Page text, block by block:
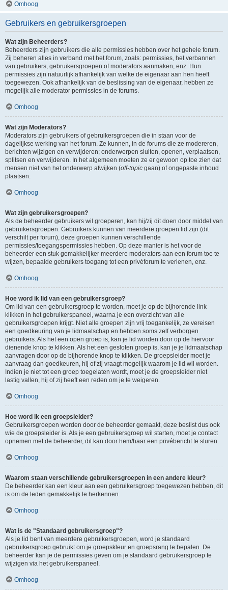
Omhoog
Gebruikers en gebruikersgroepen
Wat zijn Beheerders?
Beheerders zijn gebruikers die alle permissies hebben over het gehele forum.
Zij beheren alles in verband met het forum, zoals: permissies, het verbannen
van gebruikers, gebruikersgroepen of moderators aanmaken, enz. Hun
permissies zijn natuurlijk afhankelijk van welke de eigenaar aan hen heeft
toegewezen. Ook afhankelijk van de beslissing van de eigenaar, hebben ze
mogelijk alle moderator permissies in de forums.
Omhoog
Wat zijn Moderators?
Moderators zijn gebruikers of gebruikersgroepen die in staan voor de
dagelijkse werking van het forum. Ze kunnen, in de forums die ze modereren,
berichten wijzigen en verwijderen; onderwerpen sluiten, openen, verplaatsen,
splitsen en verwijderen. In het algemeen moeten ze er gewoon op toe zien dat
mensen niet van het onderwerp afwijken (off-topic gaan) of ongepaste inhoud
plaatsen.
Omhoog
Wat zijn gebruikersgroepen?
Als de beheerder gebruikers wil groeperen, kan hij/zij dit doen door middel van
gebruikersgroepen. Gebruikers kunnen van meerdere groepen lid zijn (dit
verschilt per forum), deze groepen kunnen verschillende
permissies/toegangspermissies hebben. Op deze manier is het voor de
beheerder een stuk gemakkelijker meerdere moderators aan een forum toe te
wijzen, bepaalde gebruikers toegang tot een privéforum te verlenen, enz.
Omhoog
Hoe word ik lid van een gebruikersgroep?
Om lid van een gebruikersgroep te worden, moet je op de bijhorende link
klikken in het gebruikerspaneel, waarna je een overzicht van alle
gebruikersgroepen krijgt. Niet alle groepen zijn vrij toegankelijk, ze vereisen
een goedkeuring van je lidmaatschap en hebben soms zelf verborgen
gebruikers. Als het een open groep is, kan je lid worden door op de hiervoor
dienende knop te klikken. Als het een gesloten groep is, kan je je lidmaatschap
aanvragen door op de bijhorende knop te klikken. De groepsleider moet je
aanvraag dan goedkeuren, hij of zij vraagt mogelijk waarom je lid wil worden.
Indien je niet tot een groep toegelaten wordt, moet je de groepsleider niet
lastig vallen, hij of zij heeft een reden om je te weigeren.
Omhoog
Hoe word ik een groepsleider?
Gebruikersgroepen worden door de beheerder gemaakt, deze beslist dus ook
wie de groepsleider is. Als je een gebruikersgroep wil starten, moet je contact
opnemen met de beheerder, dit kan door hem/haar een privébericht te sturen.
Omhoog
Waarom staan verschillende gebruikersgroepen in een andere kleur?
De beheerder kan een kleur aan een gebruikersgroep toegewezen hebben, dit
is om de leden gemakkelijk te herkennen.
Omhoog
Wat is de "Standaard gebruikersgroep"?
Als je lid bent van meerdere gebruikersgroepen, word je standaard
gebruikersgroep gebruikt om je groepskleur en groepsrang te bepalen. De
beheerder kan je de permissies geven om je standaard gebruikersgroep te
wijzigen via het gebruikerspaneel.
Omhoog